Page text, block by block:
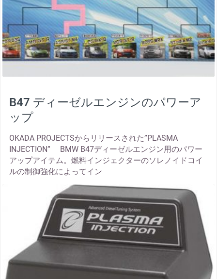
B47 ディーゼルエンジンのパワーア
ップ
OKADA PROJECTSからリリースされた”PLASMA
INJECTION” BMW B47ディーゼルエンジン用のパワー
アップアイテム。燃料インジェクターのソレノイドコイ
ルの制御強化によってイン